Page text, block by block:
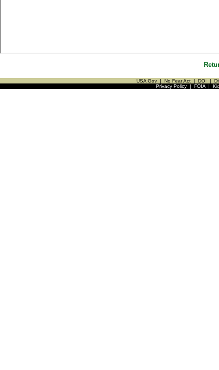
USA Gov | No Fear Act | DOI |
Privacy Policy| FOIA|